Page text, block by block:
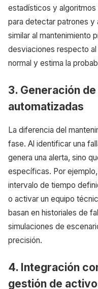
estadísticos y algoritmos
para detectar patrones y
similar al mantenimiento
desviaciones respecto
normal y estima la
3. Generación
automatizadas
La diferencia del
fase. Al identificar una
genera una alerta, sino
específicas. Por
intervalo de tiempo
o activar un equipo
basan en historiales de
simulaciones de
precisión.
4. Integración
gestión de